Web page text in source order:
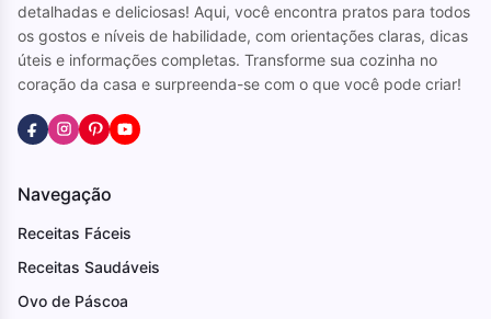
detalhadas e deliciosas! Aqui, você encontra pratos para todos
os gostos e níveis de habilidade, com orientações claras, dicas
úteis e informações completas. Transforme sua cozinha no
coração da casa e surpreenda-se com o que você pode criar!
Navegação
Receitas Fáceis
Receitas Saudáveis
Ovo de Páscoa